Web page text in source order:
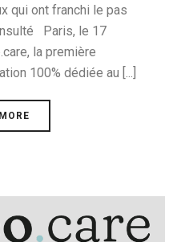
qui ont franchi le pas
Paris, le 17
la première
100% dédiée au [...]